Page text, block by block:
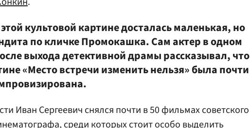
культовой картине досталась маленькая, но
по кличке Промокашка. Сам актер в одном
выхода детективной драмы рассказывал, что
«Место встречи изменить нельзя» была почти
Иван Сергеевич снялся почти в 50 фильмах советского
среди которых стоит особо выделить